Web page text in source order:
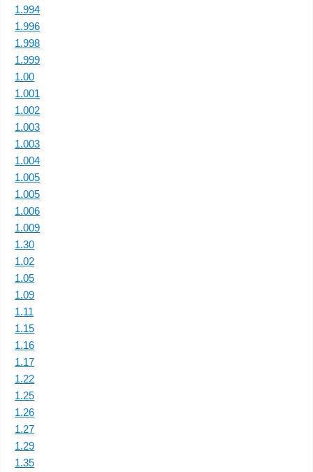
1.994
1.996
1.998
1.999
1.00
1.001
1.002
1.003
1.003
1.004
1.005
1.005
1.006
1.009
1.30
1.02
1.05
1.09
1.11
1.15
1.16
1.17
1.22
1.25
1.26
1.27
1.29
1.35